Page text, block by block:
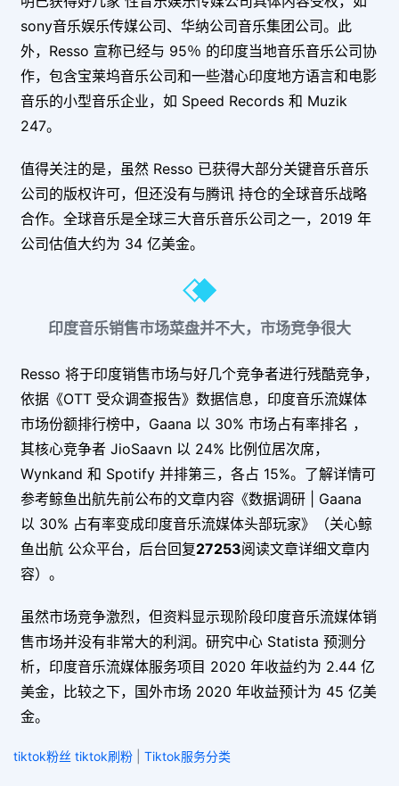
sony音乐娱乐传媒公司、华纳公司音乐集团公司。 此
外，Resso 宣称已经与 95％ 的印度当地音乐音乐公司协
作，包含宝莱坞音乐公司和一些潜心印度地方语言和电影
音乐的小型音乐企业，如 Speed Records 和 Muzik
247。
值得关注的是，虽然 Resso 已获得大部分关键音乐音乐
公司的版权许可，但还没有与腾讯 持仓的全球音乐战略
合作。 全球音乐是全球三大音乐音乐公司之一，2019 年
公司估值大约为 34 亿美金。
印度音乐销售市场菜盘并不大，市场竞争很大
Resso 将于印度销售市场与好几个竞争者进行残酷竞争，
依据《OTT 受众调查报告》数据信息，印度音乐流媒体
市场份额排行榜中，Gaana 以 30% 市场占有率排名 ，
其核心竞争者 JioSaavn 以 24% 比例位居次席，
Wynkand 和 Spotify 并排第三，各占 15%。 了解详情可
参考鲸鱼出航先前公布的文章内容《数据调研 | Gaana
以 30% 占有率变成印度音乐流媒体头部玩家》（关心鲸
鱼出航 公众平台，后台回复27253阅读文章详细文章内
容）。
虽然市场竞争激烈，但资料显示现阶段印度音乐流媒体销
售市场并没有非常大的利润。 研究中心 Statista 预测分
析，印度音乐流媒体服务项目 2020 年收益约为 2.44 亿
美金，比较之下，国外市场 2020 年收益预计为 45 亿美
金。
tiktok粉丝 tiktok刷粉 Tiktok服务分类